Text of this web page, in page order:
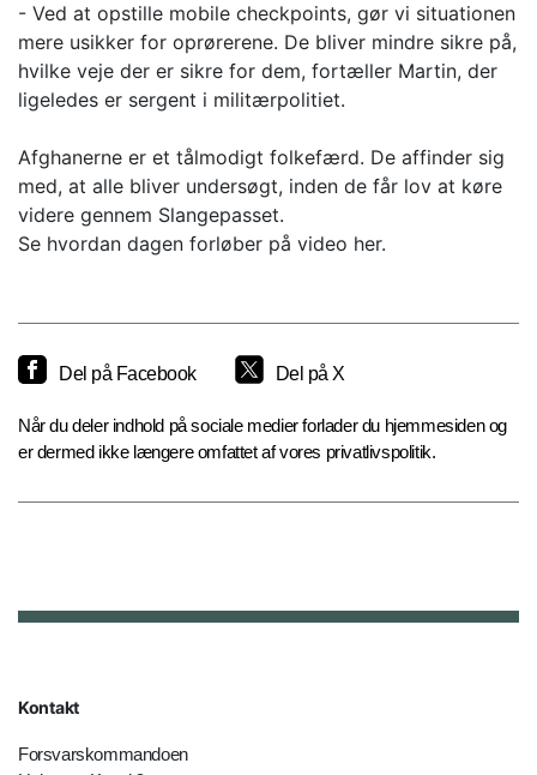
- Ved at opstille mobile checkpoints, gør vi situationen
mere usikker for oprørerene. De bliver mindre sikre på,
hvilke veje der er sikre for dem, fortæller Martin, der
ligeledes er sergent i militærpolitiet.
Afghanerne er et tålmodigt folkefærd. De affinder sig
med, at alle bliver undersøgt, inden de får lov at køre
videre gennem Slangepasset.
Se hvordan dagen forløber på video her.
Del på Facebook Del på X
Når du deler indhold på sociale medier forlader du hjemmesiden og
er dermed ikke længere omfattet af vores privatlivspolitik.
Kontakt
Forsvarskommandoen